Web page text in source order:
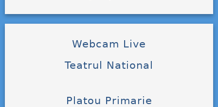
Webcam Live
Teatrul National
Platou Primarie